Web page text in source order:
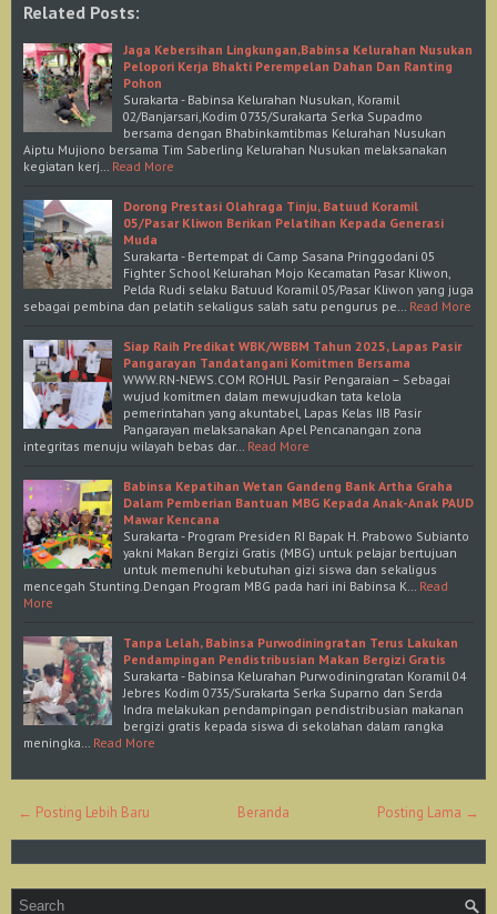
Related Posts:
Jaga Kebersihan Lingkungan,Babinsa Kelurahan Nusukan
Pelopori Kerja Bhakti Perempelan Dahan Dan Ranting
Pohon
Surakarta - Babinsa Kelurahan Nusukan, Koramil
02/Banjarsari,Kodim 0735/Surakarta Serka Supadmo
bersama dengan Bhabinkamtibmas Kelurahan Nusukan
Aiptu Mujiono bersama Tim Saberling Kelurahan Nusukan melaksanakan
kegiatan kerj… Read More
Dorong Prestasi Olahraga Tinju, Batuud Koramil
05/Pasar Kliwon Berikan Pelatihan Kepada Generasi
Muda
Surakarta - Bertempat di Camp Sasana Pringgodani 05
Fighter School Kelurahan Mojo Kecamatan Pasar Kliwon,
Pelda Rudi selaku Batuud Koramil 05/Pasar Kliwon yang juga
sebagai pembina dan pelatih sekaligus salah satu pengurus pe… Read More
Siap Raih Predikat WBK/WBBM Tahun 2025, Lapas Pasir
Pangarayan Tandatangani Komitmen Bersama
WWW.RN-NEWS.COM ROHUL Pasir Pengaraian – Sebagai
wujud komitmen dalam mewujudkan tata kelola
pemerintahan yang akuntabel, Lapas Kelas IIB Pasir
Pangarayan melaksanakan Apel Pencanangan zona
integritas menuju wilayah bebas dar… Read More
Babinsa Kepatihan Wetan Gandeng Bank Artha Graha
Dalam Pemberian Bantuan MBG Kepada Anak-Anak PAUD
Mawar Kencana
Surakarta - Program Presiden RI Bapak H. Prabowo Subianto
yakni Makan Bergizi Gratis (MBG) untuk pelajar bertujuan
untuk memenuhi kebutuhan gizi siswa dan sekaligus
mencegah Stunting.Dengan Program MBG pada hari ini Babinsa K… Read
More
Tanpa Lelah, Babinsa Purwodiningratan Terus Lakukan
Pendampingan Pendistribusian Makan Bergizi Gratis
Surakarta - Babinsa Kelurahan Purwodiningratan Koramil 04
Jebres Kodim 0735/Surakarta Serka Suparno dan Serda
Indra melakukan pendampingan pendistribusian makanan
bergizi gratis kepada siswa di sekolahan dalam rangka
meningka… Read More
← Posting Lebih Baru Posting Lama →
Beranda